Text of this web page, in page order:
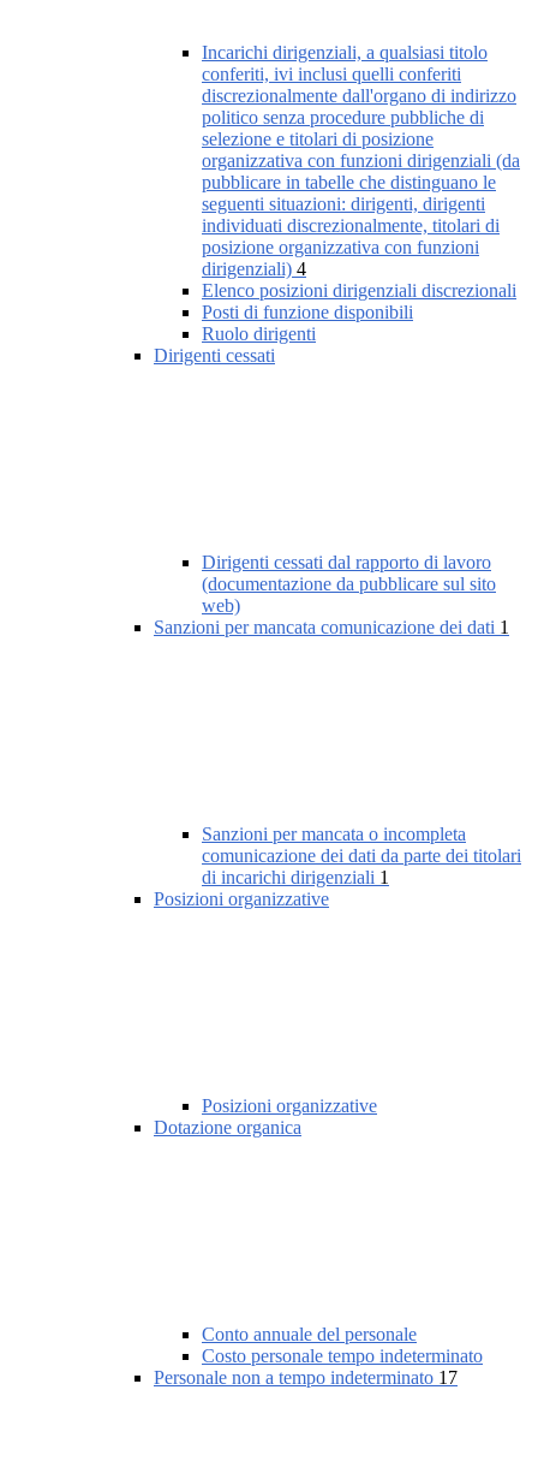
Incarichi dirigenziali, a qualsiasi titolo
conferiti, ivi inclusi quelli conferiti
discrezionalmente dall'organo di indirizzo
politico senza procedure pubbliche di
selezione e titolari di posizione
organizzativa con funzioni dirigenziali (da
pubblicare in tabelle che distinguano le
seguenti situazioni: dirigenti, dirigenti
individuati discrezionalmente, titolari di
posizione organizzativa con funzioni
dirigenziali) 4
Elenco posizioni dirigenziali discrezionali
Posti di funzione disponibili
Ruolo dirigenti
Dirigenti cessati
Dirigenti cessati dal rapporto di lavoro
(documentazione da pubblicare sul sito
web)
Sanzioni per mancata comunicazione dei dati 1
Sanzioni per mancata o incompleta
comunicazione dei dati da parte dei titolari
di incarichi dirigenziali 1
Posizioni organizzative
Posizioni organizzative
Dotazione organica
Conto annuale del personale
Costo personale tempo indeterminato
Personale non a tempo indeterminato 17